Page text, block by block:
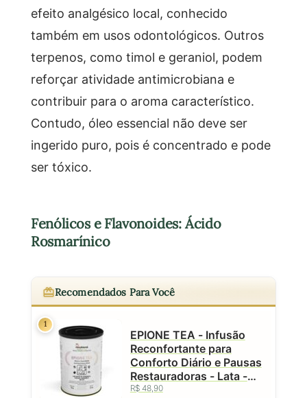
efeito analgésico local, conhecido
também em usos odontológicos. Outros
terpenos, como timol e geraniol, podem
reforçar atividade antimicrobiana e
contribuir para o aroma característico.
Contudo, óleo essencial não deve ser
ingerido puro, pois é concentrado e pode
ser tóxico.
Fenólicos e Flavonoides: Ácido
Rosmarínico
Recomendados Para Você
1
EPIONE TEA - Infusão
Reconfortante para
Conforto Diário e Pausas
Restauradoras - Lata -
50g
R$ 48,90